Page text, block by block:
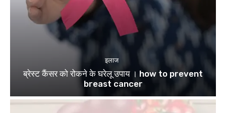
इलाज
ब्रेस्ट कैंसर को रोकने के घरेलू उपाय । how to prevent
breast cancer